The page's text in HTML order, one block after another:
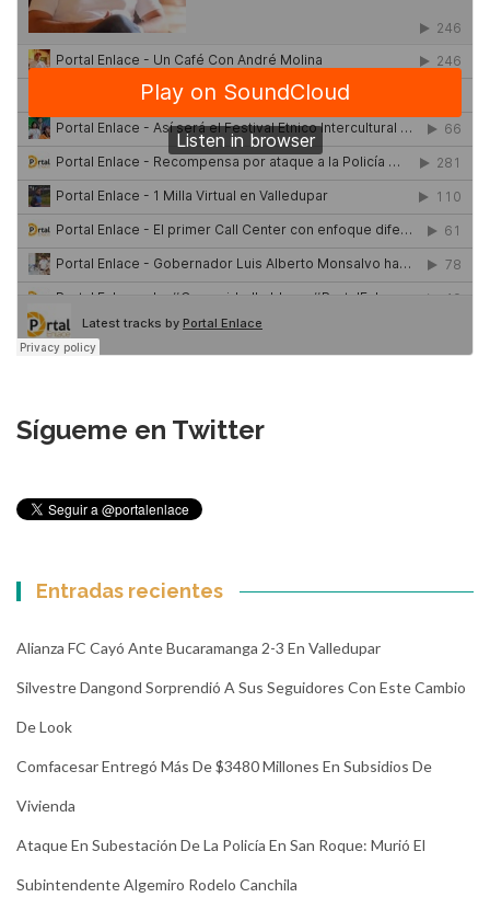
Sígueme en Twitter
Entradas recientes
Alianza FC Cayó Ante Bucaramanga 2-3 En Valledupar
Silvestre Dangond Sorprendió A Sus Seguidores Con Este Cambio
De Look
Comfacesar Entregó Más De $3480 Millones En Subsidios De
Vivienda
Ataque En Subestación De La Policía En San Roque: Murió El
Subintendente Algemiro Rodelo Canchila